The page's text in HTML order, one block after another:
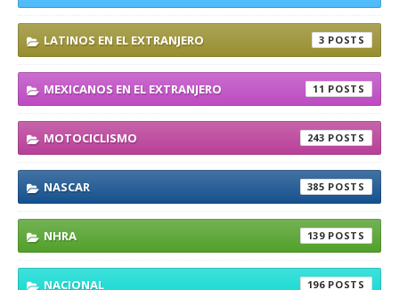
LATINOS EN EL EXTRANJERO 3
MEXICANOS EN EL EXTRANJERO 11
MOTOCICLISMO 243
NASCAR 385
NHRA 139
NACIONAL 196